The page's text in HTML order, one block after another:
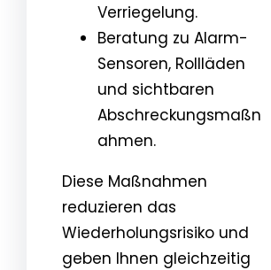
Verriegelung.
Beratung zu Alarm-
Sensoren, Rollläden
und sichtbaren
Abschreckungsmaßn
ahmen.
Diese Maßnahmen
reduzieren das
Wiederholungsrisiko und
geben Ihnen gleichzeitig